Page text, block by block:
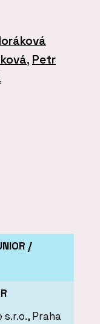
, Petr
/
Praha